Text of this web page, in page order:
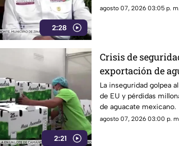
2:28
agosto 07, 2026 03:05 p. m.
2:21
Crisis de
exportación de
pérdidas
La inseguridad golpea
de EU y pérdidas
de aguacate mexicano.
agosto 07, 2026 03:00 p.